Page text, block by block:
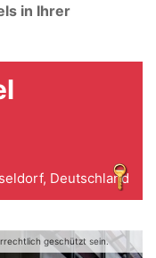
in Ihrer
Deutschland
geschützt sein.